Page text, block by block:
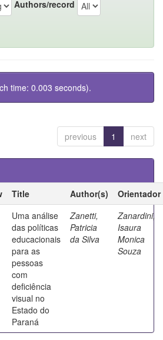
Authors/record
time: 0.003 seconds).
previous 1 next
Title Author(s)
Orientador
Uma análise
das políticas
educacionais
para as
pessoas
com
deficiência
visual no
Estado do
Paraná
Zanetti,
Patricia
da Silva
Zanardini,
Isaura
Monica
Souza